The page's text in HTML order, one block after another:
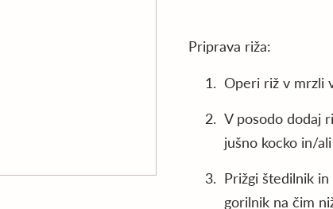
Priprava riža:
Operi riž v mrzli
V posodo dodaj
jušno kocko in/
Prižgi štedilnik
gorilnik na čim